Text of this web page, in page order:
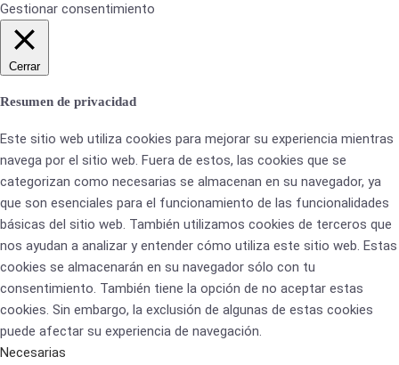
Gestionar consentimiento
Cerrar
Resumen de privacidad
Este sitio web utiliza cookies para mejorar su experiencia mientras
navega por el sitio web. Fuera de estos, las cookies que se
categorizan como necesarias se almacenan en su navegador, ya
que son esenciales para el funcionamiento de las funcionalidades
básicas del sitio web. También utilizamos cookies de terceros que
nos ayudan a analizar y entender cómo utiliza este sitio web. Estas
cookies se almacenarán en su navegador sólo con tu
consentimiento. También tiene la opción de no aceptar estas
cookies. Sin embargo, la exclusión de algunas de estas cookies
puede afectar su experiencia de navegación.
Necesarias